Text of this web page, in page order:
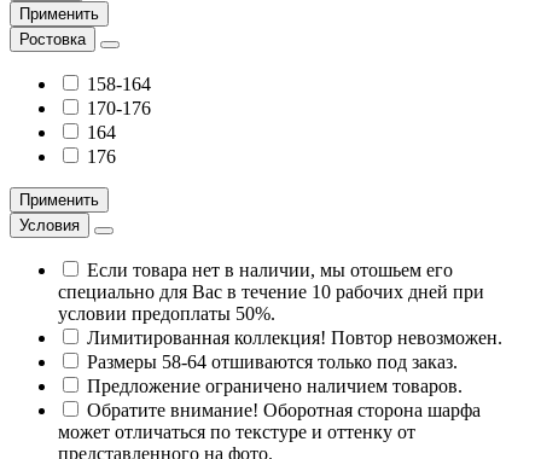
Применить
Ростовка
158-164
170-176
164
176
Применить
Условия
Если товара нет в наличии, мы отошьем его
специально для Вас в течение 10 рабочих дней при
условии предоплаты 50%.
Лимитированная коллекция! Повтор невозможен.
Размеры 58-64 отшиваются только под заказ.
Предложение ограничено наличием товаров.
Обратите внимание! Оборотная сторона шарфа
может отличаться по текстуре и оттенку от
представленного на фото.